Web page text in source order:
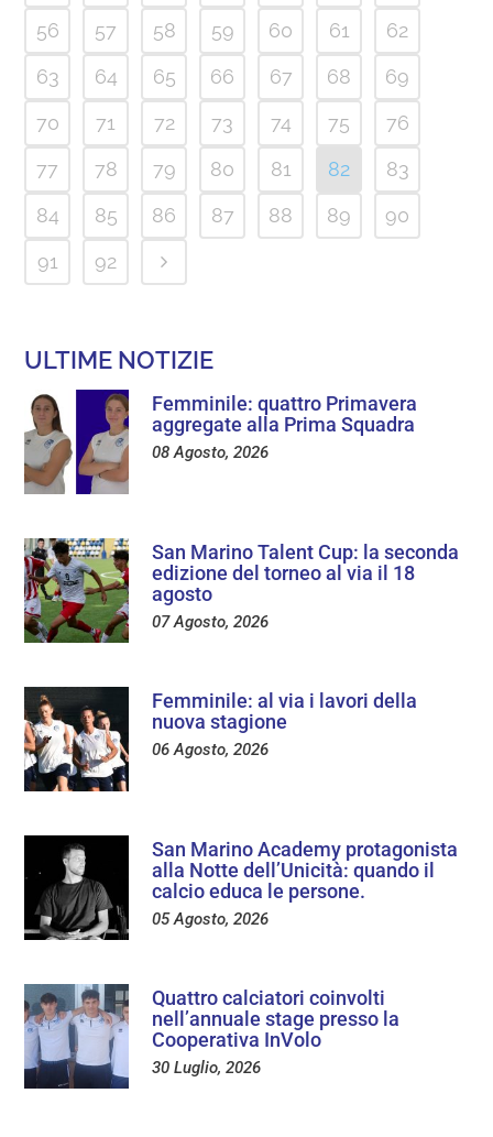
56
57 58 59 60 61
62
63
64 65 66 67 68
69
70
71 72 73 74 75
76
77
78 79 80 81 82
83
84
85 86 87 88 89
90
91
92
ULTIME NOTIZIE
Femminile: quattro Primavera
aggregate alla Prima Squadra
08 Agosto, 2026
San Marino Talent Cup: la seconda
edizione del torneo al via il 18
agosto
07 Agosto, 2026
Femminile: al via i lavori della
nuova stagione
06 Agosto, 2026
San Marino Academy protagonista
alla Notte dell’Unicità: quando il
calcio educa le persone.
05 Agosto, 2026
Quattro calciatori coinvolti
nell’annuale stage presso la
Cooperativa InVolo
30 Luglio, 2026